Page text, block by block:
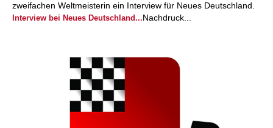
zweifachen Weltmeisterin ein Interview für Neues Deutschland.
Interview bei Neues Deutschland...Nachdruck...